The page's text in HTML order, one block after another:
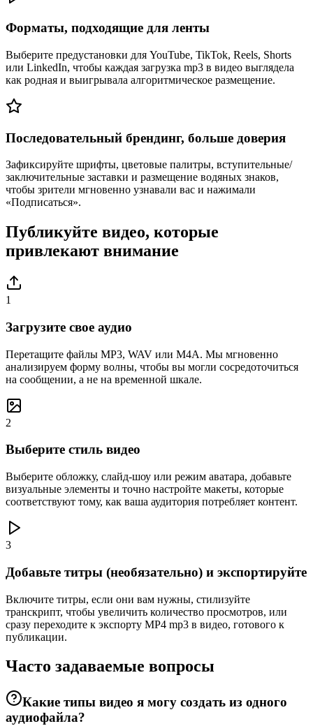
Форматы, подходящие для ленты
Выберите предустановки для YouTube, TikTok, Reels, Shorts
или LinkedIn, чтобы каждая загрузка mp3 в видео выглядела
как родная и выигрывала алгоритмическое размещение.
Последовательный брендинг, больше доверия
Зафиксируйте шрифты, цветовые палитры, вступительные/
заключительные заставки и размещение водяных знаков,
чтобы зрители мгновенно узнавали вас и нажимали
«Подписаться».
Публикуйте видео, которые
привлекают внимание
1
Загрузите свое аудио
Перетащите файлы MP3, WAV или M4A. Мы мгновенно
анализируем форму волны, чтобы вы могли сосредоточиться
на сообщении, а не на временной шкале.
2
Выберите стиль видео
Выберите обложку, слайд-шоу или режим аватара, добавьте
визуальные элементы и точно настройте макеты, которые
соответствуют тому, как ваша аудитория потребляет контент.
3
Добавьте титры (необязательно) и экспортируйте
Включите титры, если они вам нужны, стилизуйте
транскрипт, чтобы увеличить количество просмотров, или
сразу переходите к экспорту MP4 mp3 в видео, готового к
публикации.
Часто задаваемые вопросы
Какие типы видео я могу создать из одного
аудиофайла?